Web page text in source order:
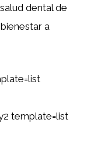
dental de
a
template=list